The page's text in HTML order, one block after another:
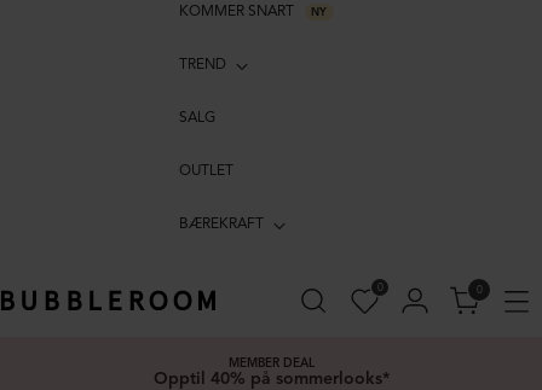
KOMMER SNART NY
TREND
SALG
OUTLET
BÆREKRAFT
0 0
MEMBER DEAL
Opptil 40% på sommerlooks*